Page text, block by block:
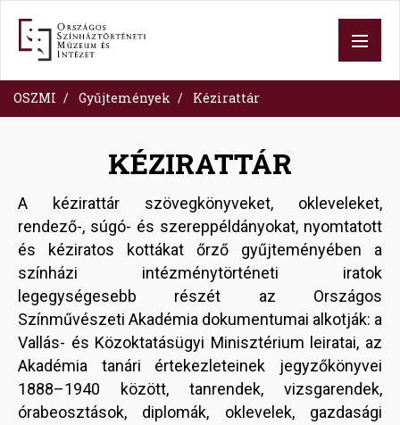
tartalomra
OSZMI Gyűjtemények Kézirattár
KÉZIRATTÁR
A kézirattár szövegkönyveket, okleveleket,
rendező-, súgó- és szereppéldányokat, nyomtatott
és kéziratos kottákat őrző gyűjteményében a
színházi intézménytörténeti iratok
legegységesebb részét az Országos
Színművészeti Akadémia dokumentumai alkotják: a
Vallás- és Közoktatásügyi Minisztérium leiratai, az
Akadémia tanári értekezleteinek jegyzőkönyvei
1888–1940 között, tanrendek, vizsgarendek,
órabeosztások, diplomák, oklevelek, gazdasági